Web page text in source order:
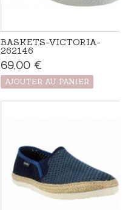
BASKETS-VICTORIA-
262146
69,00 €
options
AJOUTER AU PANIER